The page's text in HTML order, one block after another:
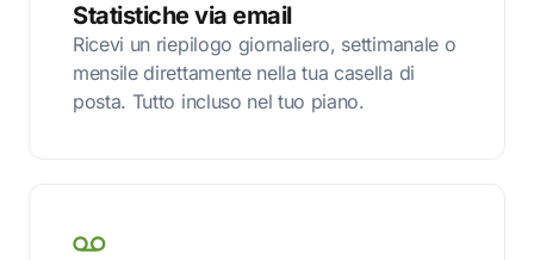
Statistiche via email
Ricevi un riepilogo giornaliero, settimanale o
mensile direttamente nella tua casella di
posta. Tutto incluso nel tuo piano.